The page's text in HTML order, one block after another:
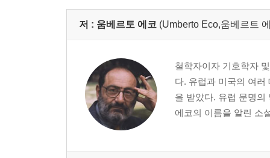
저 : 움베르토 에코 (Umberto Eco,움베르트
철학자이자 기호학자
다. 유럽과 미국의 여러
을 받았다. 유럽 문명
에코의 이름을 알린 소